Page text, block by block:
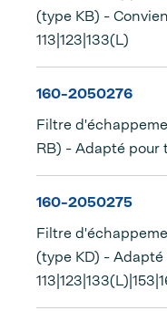
(type KB) -
113|123|133(L)
160-2050276
Filtre
RB) - Adapté pour
160-2050275
Filtre
(type KD) -